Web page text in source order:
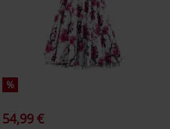
%
54,99 €